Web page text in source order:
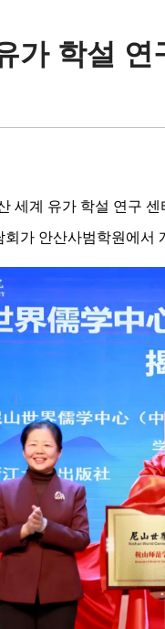
가 학설
세계 유가 학설 연구
가 안산사범학원에서